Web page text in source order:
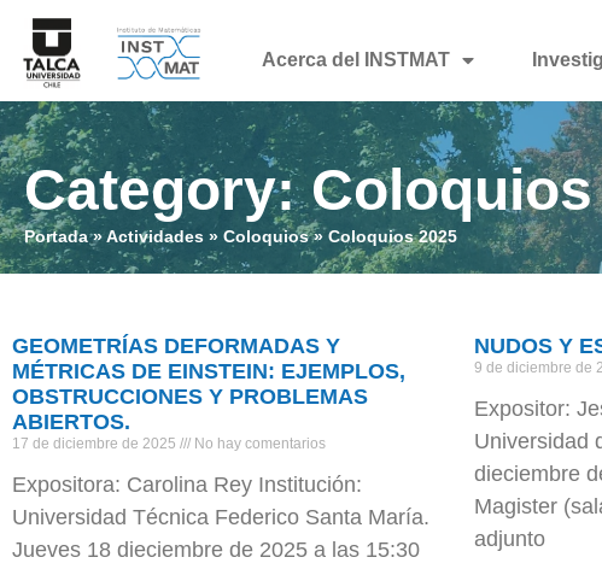
Acerca del INSTMAT
Category: Coloquios
Portada» Actividades » Coloquios» Coloquios 2025
GEOMETRÍAS DEFORMADAS Y
MÉTRICAS DE EINSTEIN: EJEMPLOS,
OBSTRUCCIONES Y PROBLEMAS
ABIERTOS.
17 de diciembre de 2025 No hay comentarios
Expositora: Carolina Rey Institución:
Universidad Técnica Federico Santa María.
Jueves 18 dieciembre de 2025 a las 15:30
NUDOS Y
9 de diciembre de
Expositor:
Universidad
dieciembre
Magister
adjunto